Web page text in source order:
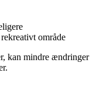
område
kan mindre ændringer